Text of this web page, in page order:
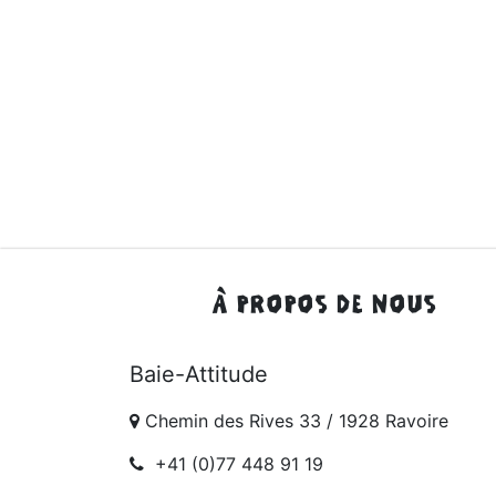
À PROPOS DE NOUS
Baie-Attitude
Chemin des Rives 33 / 1928 Ravoire
+41 (0)77 448 91 19